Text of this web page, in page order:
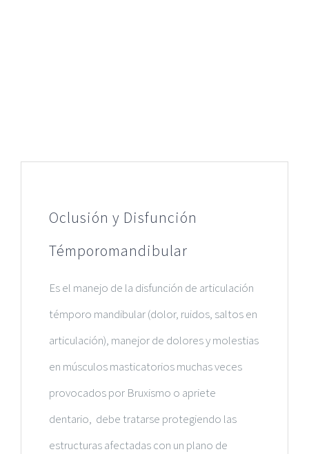
Oclusión y Disfunción
Témporomandibular
Es el manejo de la disfunción de articulación
témporo mandibular (dolor, ruidos, saltos en
articulación), manejor de dolores y molestias
en músculos masticatorios muchas veces
provocados por Bruxismo o apriete
dentario, debe tratarse protegiendo las
estructuras afectadas con un plano de